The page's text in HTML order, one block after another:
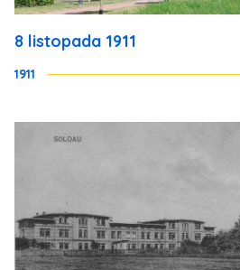
8 listopada 1911
1911